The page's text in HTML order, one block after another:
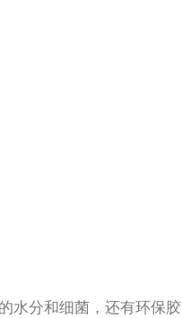
水分和细菌，还有环保胶